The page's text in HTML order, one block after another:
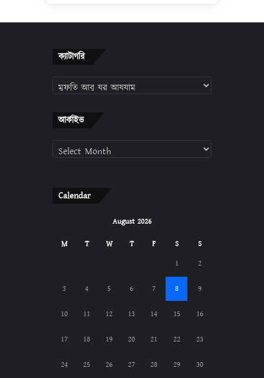
ক্যাটাগরি
ক্যাটাগরি
আর্কাইভ
Calendar
August 2026
M T W T F S
S
1
2
3 4 5 6 7 8 9
10 11 12 13 14 15 16
17 18 19 20 21 22 23
24 25 26 27 28 29 30